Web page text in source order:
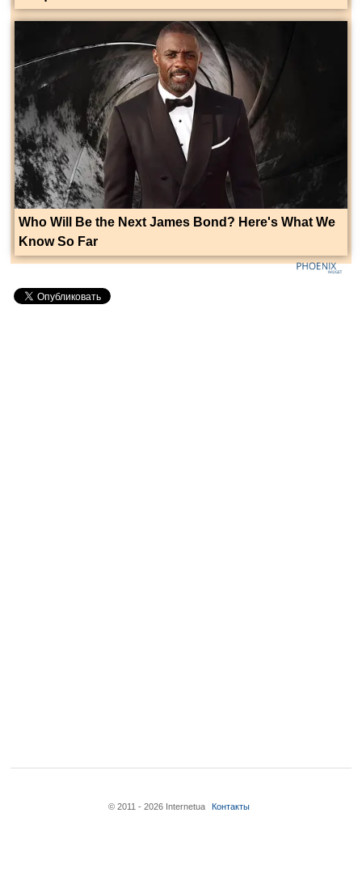
Who Will Be the Next James Bond? Here's What We
Know So Far
© 2011 - 2026 Internetua Контакты